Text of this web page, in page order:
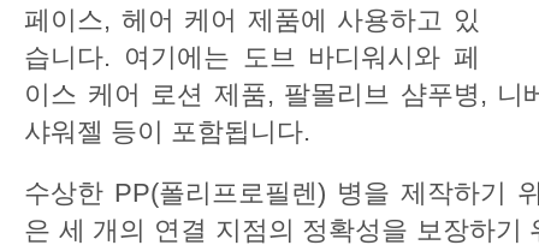
페이스, 헤어 케어 제품에 사용하고 있
습니다. 여기에는 도브 바디워시와 페
이스 케어 로션 제품, 팔몰리브 샴푸병, 니
샤워젤 등이 포함됩니다.
수상한 PP(폴리프로필렌) 병을 제작하기
은 세 개의 연결 지점의 정확성을 보장하기